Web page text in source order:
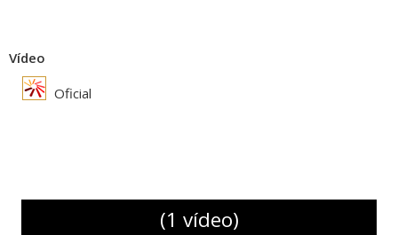
Vídeo
Oficial
(1 vídeo)